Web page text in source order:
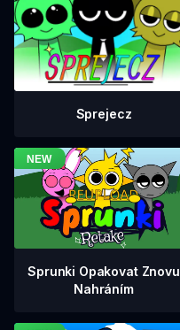
Sprejecz
Sprunki Opakovat Znovu
Nahráním